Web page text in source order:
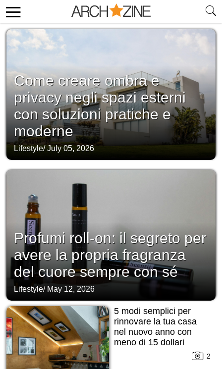
Come creare ombra e
privacy negli spazi esterni
con soluzioni pratiche e
moderne
Lifestyle/July 05, 2026
Profumi roll-on: il segreto per
avere la propria fragranza
del cuore sempre con sé
Lifestyle/ May 12, 2026
5 modi semplici per
rinnovare la tua casa
nel nuovo anno con
meno di 15 dollari
2